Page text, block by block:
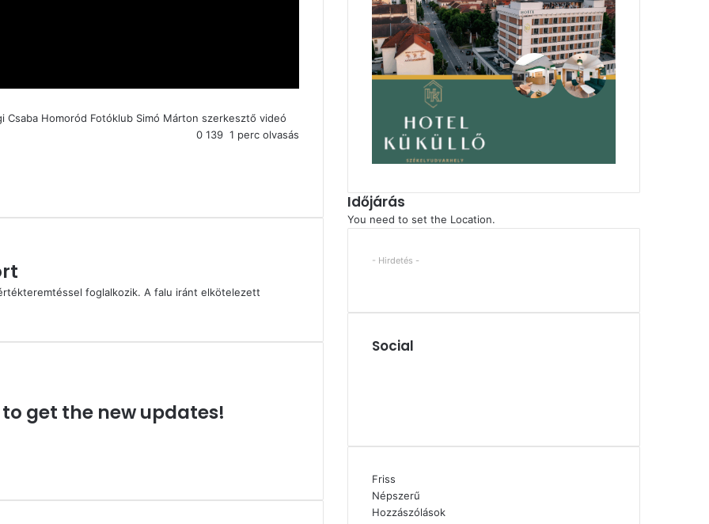
Csaba Homoród Fotóklub Simó Márton szerkesztő videó
0 139 1 perc olvasás
foglalkozik. A falu iránt elkötelezett
get the new updates!
Időjárás
You need to set the Location.
- Hirdetés -
Social
Friss
Népszerű
Hozzászólások